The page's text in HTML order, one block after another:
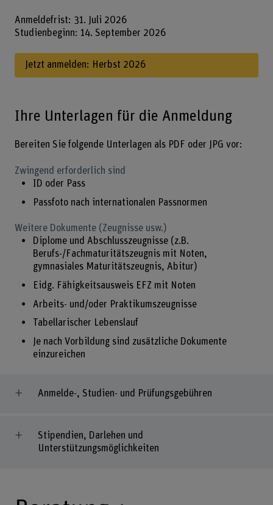
Anmeldefrist: 31. Juli 2026
Studienbeginn: 14. September 2026
Jetzt anmelden: Herbst 2026
Ihre Unterlagen für die Anmeldung
Bereiten Sie folgende Unterlagen als PDF oder JPG vor:
Zwingend erforderlich sind
ID oder Pass
Passfoto nach internationalen Passnormen
Weitere Dokumente (Zeugnisse usw.)
Diplome und Abschlusszeugnisse (z.B.
Berufs-/Fachmaturitätszeugnis mit Noten,
gymnasiales Maturitätszeugnis, Abitur)
Eidg. Fähigkeitsausweis EFZ mit Noten
Arbeits- und/oder Praktikumszeugnisse
Tabellarischer Lebenslauf
Je nach Vorbildung sind zusätzliche Dokumente
einzureichen
Anmelde-, Studien- und Prüfungsgebühren
Stipendien, Darlehen und
Unterstützungsmöglichkeiten